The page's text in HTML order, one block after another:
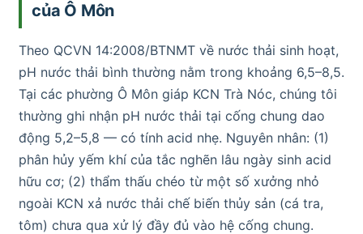
của Ô Môn
Theo QCVN 14:2008/BTNMT về nước thải sinh hoạt,
pH nước thải bình thường nằm trong khoảng 6,5–8,5.
Tại các phường Ô Môn giáp KCN Trà Nóc, chúng tôi
thường ghi nhận pH nước thải tại cống chung dao
động 5,2–5,8 — có tính acid nhẹ. Nguyên nhân: (1)
phân hủy yếm khí của tắc nghẽn lâu ngày sinh acid
hữu cơ; (2) thẩm thấu chéo từ một số xưởng nhỏ
ngoài KCN xả nước thải chế biến thủy sản (cá tra,
tôm) chưa qua xử lý đầy đủ vào hệ cống chung.